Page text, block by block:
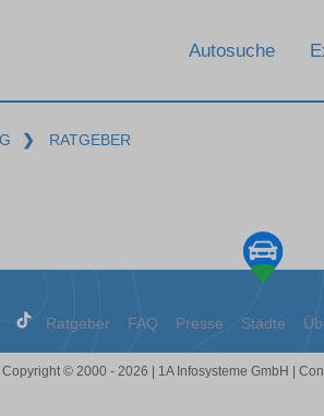
Autosuche
❯ RATGEBER
Ratgeber FAQ Presse Städte
Copyright © 2000 - 2026 | 1A Infosysteme GmbH |